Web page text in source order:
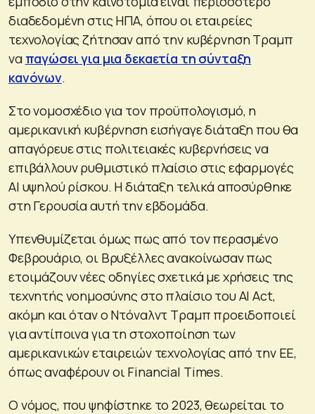
διαδεδομένη στις ΗΠΑ, όπου οι εταιρείες
τεχνολογίας ζήτησαν από την κυβέρνηση Τραμπ
να παγώσει για μια δεκαετία τη σύνταξη
κανόνων.
Στο νομοσχέδιο για τον προϋπολογισμό, η
αμερικανική κυβέρνηση εισήγαγε διάταξη που θα
απαγόρευε στις πολιτειακές κυβερνήσεις να
επιβάλλουν ρυθμιστικό πλαίσιο στις εφαρμογές
ΑΙ υψηλού ρίσκου. Η διάταξη τελικά αποσύρθηκε
στη Γερουσία αυτή την εβδομάδα.
Υπενθυμίζεται όμως πως από τον περασμένο
Φεβρουάριο, οι Βρυξέλλες ανακοίνωσαν πως
ετοιμάζουν νέες οδηγίες σχετικά με χρήσεις της
τεχνητής νοημοσύνης στο πλαίσιο του ΑΙ Act,
ακόμη και όταν ο Ντόναλντ Τραμπ προειδοποιεί
για αντίποινα για τη στοχοποίηση των
αμερικανικών εταιρειών τεχνολογίας από την ΕΕ,
όπως αναφέρουν οι Financial Times.
Ο νόμος, που ψηφίστηκε το 2023, θεωρείται το